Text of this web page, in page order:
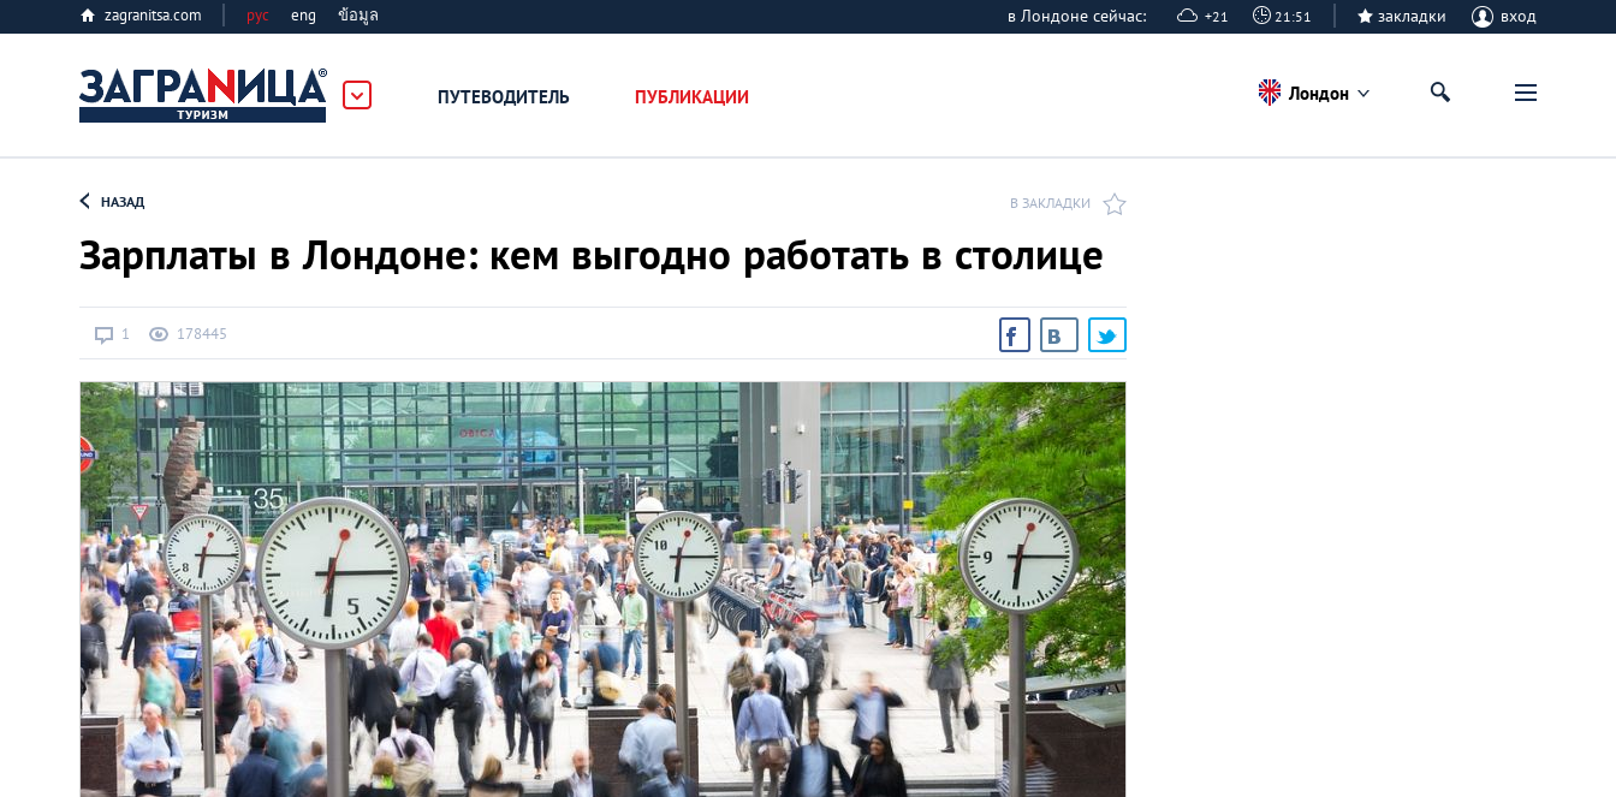
zagranitsa.com рус eng ข้อมูล в Лондоне сейчас: +21 21:51 закладки вход
ПУТЕВОДИТЕЛЬ ПУБЛИКАЦИИ
Алматы
Астана
Афины
Киев
Лондон
Лос-Анджелес
Москва
Лондон
НАЗАД В ЗАКЛАДКИ
Зарплаты в Лондоне: кем выгодно работать в столице
1 178445